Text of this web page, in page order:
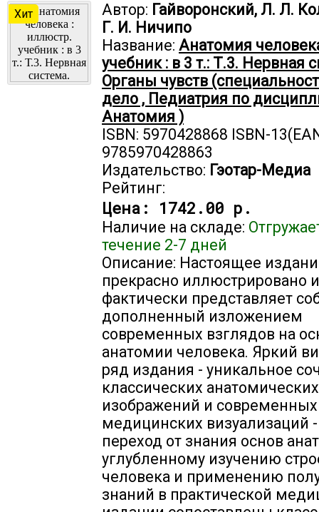
Хит Автор: Гайворонский, Л. Л.
Г. И. Ничипо
Название: Анатомия
учебник : в 3 т.: Т.3. Нервная
Органы чувств
дело , Педиатрия по
Анатомия )
ISBN: 5970428868 ISBN-
9785970428863
Издательство: Гэотар-Медиа
Рейтинг:
Цена: 1742.00 р.
Наличие на складе:
течение 2-7 дней
Описание: Настоящее
прекрасно иллюстрировано и
фактически представляет
дополненный изложением
современных взглядов на
анатомии человека. Яркий
ряд издания - уникальное
классических анатомических
изображений и современных
медицинских визуализаций
переход от знания основ
углубленному изучению
человека и применению
знаний в практической